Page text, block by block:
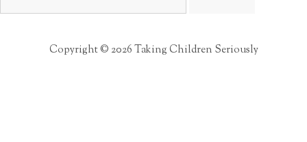
per:
Copyright © 2026 Taking Children Seriously